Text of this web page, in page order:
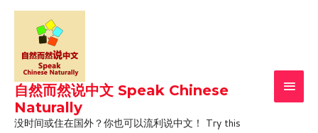
Skip
content
自然而然说中文 Speak Chinese
Naturally
没时间或住在国外？你也可以流利说中文！ Try this